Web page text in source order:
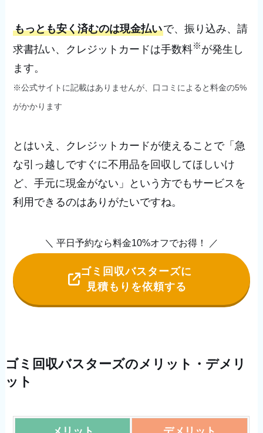
もっとも安く済むのは現金払いで、振り込み、請
求書払い、クレジットカードは手数料※が発生し
ます。
※公式サイトに記載はありませんが、口コミによると料金の5%
がかかります
とはいえ、クレジットカードが使えることで「急
な引っ越しですぐに不用品を回収してほしいけ
ど、手元に現金がない」という方でもサービスを
利用できるのはありがたいですね。
＼ 平日予約なら料金10%オフでお得！ ／
ゴミ回収バスターズに
見積もりを依頼する
ゴミ回収バスターズのメリット・デメリ
ット